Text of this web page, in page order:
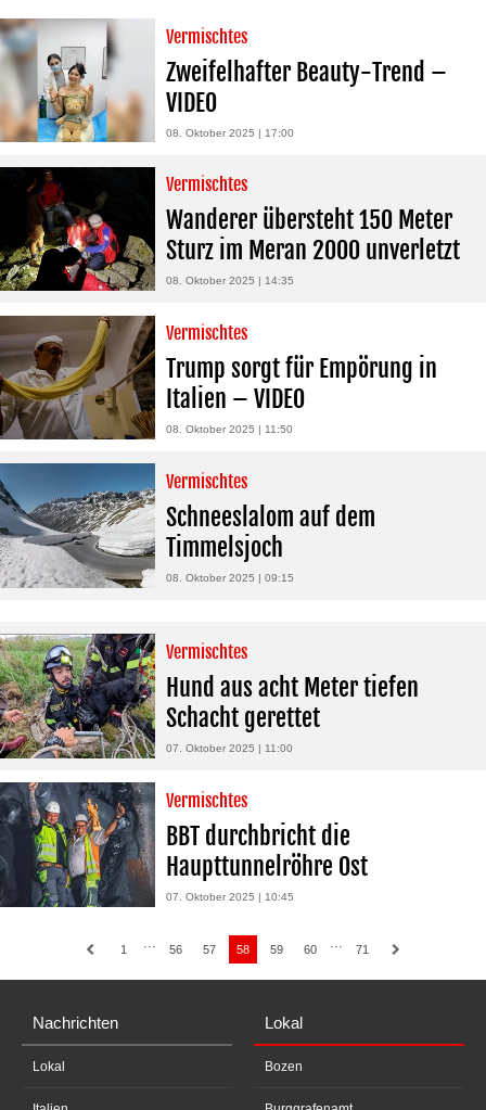
Vermischtes
Zweifelhafter Beauty-Trend –
VIDEO
08. Oktober 2025 | 17:00
Vermischtes
Wanderer übersteht 150 Meter
Sturz im Meran 2000 unverletzt
08. Oktober 2025 | 14:35
Vermischtes
Trump sorgt für Empörung in
Italien – VIDEO
08. Oktober 2025 | 11:50
Vermischtes
Schneeslalom auf dem
Timmelsjoch
08. Oktober 2025 | 09:15
Vermischtes
Hund aus acht Meter tiefen
Schacht gerettet
07. Oktober 2025 | 11:00
Vermischtes
BBT durchbricht die
Haupttunnelröhre Ost
07. Oktober 2025 | 10:45
1 ··· 56 57 58 59 60 ··· 71
Nachrichten
Lokal
Lokal
Bozen